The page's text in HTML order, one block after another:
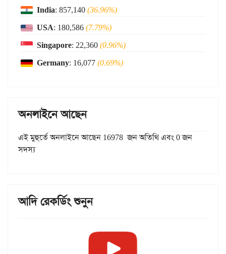
India: 857,140(36.96%)
USA: 180,586(7.79%)
Singapore: 22,360(0.96%)
Germany: 16,077(0.69%)
অনলাইনে আছেন
এই মুহুর্তে অনলাইনে আছেন 16978 জন অতিথি এবং 0 জন
সদস্য
আদি রেকর্ডিং শুনুন